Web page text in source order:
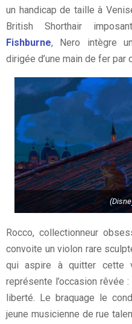
un handicap de taille à
British Shorthair
Fishburne, Nero intègre
dirigée d’une main de fer par
Rocco, collectionneur
convoite un violon rare
qui aspire à quitter cette
représente l’occasion rêvée
liberté. Le braquage le
jeune musicienne de rue